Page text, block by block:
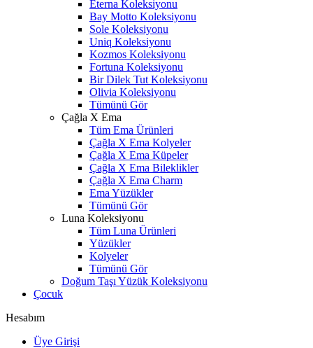
Eterna Koleksiyonu
Bay Motto Koleksiyonu
Sole Koleksiyonu
Uniq Koleksiyonu
Kozmos Koleksiyonu
Fortuna Koleksiyonu
Bir Dilek Tut Koleksiyonu
Olivia Koleksiyonu
Tümünü Gör
Çağla X Ema
Tüm Ema Ürünleri
Çağla X Ema Kolyeler
Çağla X Ema Küpeler
Çağla X Ema Bileklikler
Çağla X Ema Charm
Ema Yüzükler
Tümünü Gör
Luna Koleksiyonu
Tüm Luna Ürünleri
Yüzükler
Kolyeler
Tümünü Gör
Doğum Taşı Yüzük Koleksiyonu
Çocuk
Hesabım
Üye Girişi